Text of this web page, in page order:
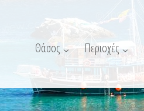
Θάσος Περιοχές